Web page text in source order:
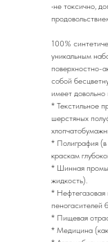
•не токсично,
100%
уникальным
поверхностно-
собой
имеет
* Текстильное
шерстяных
* Полиграфия
краскам
* Шинная
жидкость).
* Нефтегазовая
пеногасителей
* Пищевая
* Медицина